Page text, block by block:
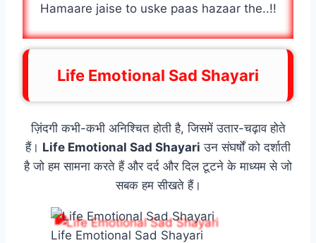
Hamaare jaise to uske paas hazaar the..!!
Life Emotional Sad Shayari
ज़िंदगी कभी-कभी अनिश्चित होती है, जिसमें उतार-चढ़ाव होते
हैं। Life Emotional Sad Shayari उन संघर्षों को दर्शाती
है जो हम सामना करते हैं और दर्द और दिल टूटने के माध्यम से जो
सबक हम सीखते हैं।
Life Emotional Sad Shayari